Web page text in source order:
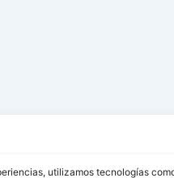
utilizamos tecnologías